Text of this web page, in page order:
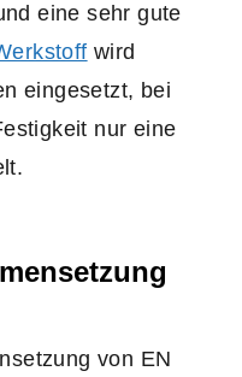
eine sehr gute
wird
eingesetzt, bei
nur eine
von EN